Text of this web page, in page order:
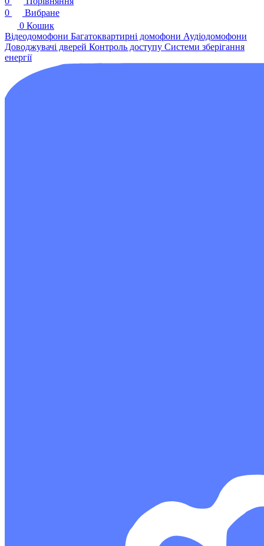
0
Вибране
0 Кошик
Відеодомофони Багатоквартирні домофони Аудіодомофони
Доводжувачі дверей Контроль доступу Системи зберігання
енергії